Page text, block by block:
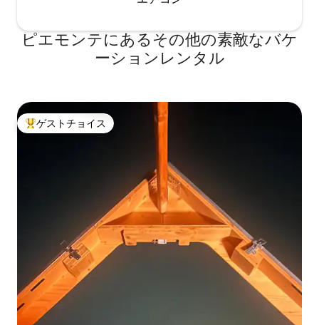
ピエモンテにあるその他の素敵なバケ
ーションレンタル
大好評のゲストチョイスです。
ゲストチョイス